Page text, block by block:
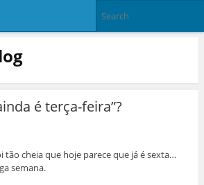
é terça-feira”?
tão cheia que hoje parece que já é sexta…
semana.